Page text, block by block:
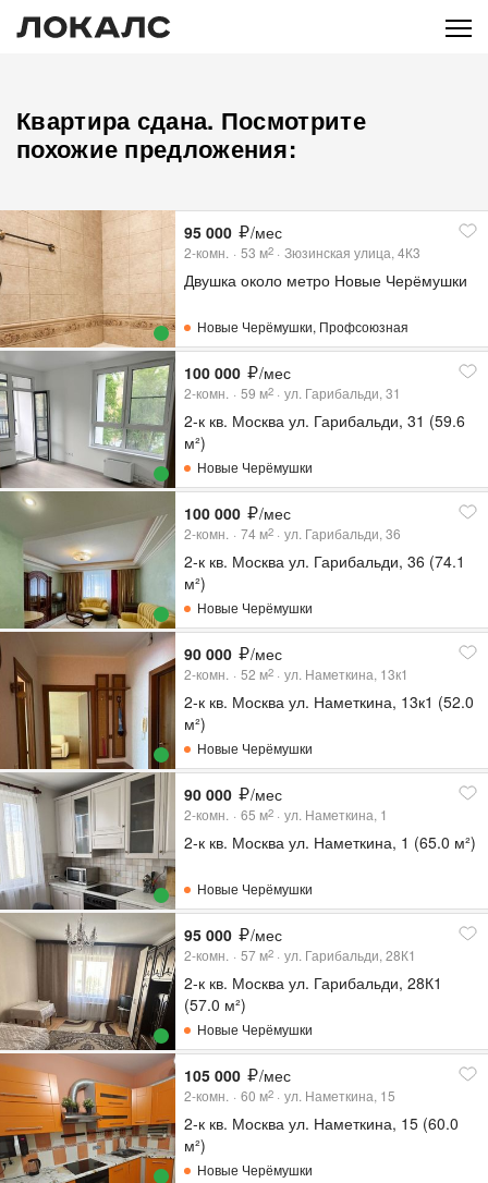
Квартира сдана. Посмотрите
похожие предложения:
95 000 /мес
2-комн. 53 м2 Зюзинская улица, 4К3
Двушка около метро Новые Черёмушки
Новые Черёмушки, Профсоюзная
100 000 /мес
2-комн. 59 м2 ул. Гарибальди, 31
2-к кв. Москва ул. Гарибальди, 31 (59.6
м²)
Новые Черёмушки
100 000 /мес
2-комн. 74 м2 ул. Гарибальди, 36
2-к кв. Москва ул. Гарибальди, 36 (74.1
м²)
Новые Черёмушки
90 000 /мес
2-комн. 52 м2 ул. Наметкина, 13к1
2-к кв. Москва ул. Наметкина, 13к1 (52.0
м²)
Новые Черёмушки
90 000 /мес
2-комн. 65 м2 ул. Наметкина, 1
2-к кв. Москва ул. Наметкина, 1 (65.0 м²)
Новые Черёмушки
95 000 /мес
2-комн. 57 м2 ул. Гарибальди, 28К1
2-к кв. Москва ул. Гарибальди, 28К1
(57.0 м²)
Новые Черёмушки
105 000 /мес
2-комн. 60 м2 ул. Наметкина, 15
2-к кв. Москва ул. Наметкина, 15 (60.0
м²)
Новые Черёмушки